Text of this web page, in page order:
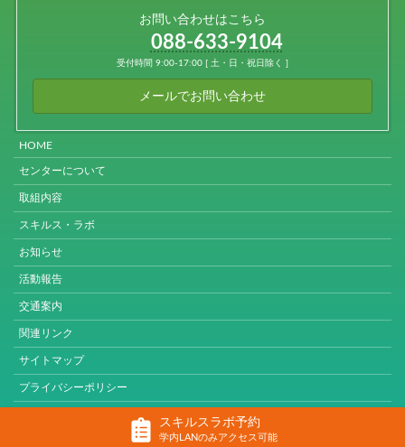
お問い合わせはこちら
088-633-9104
受付時間 9:00-17:00 [ 土・日・祝日除く ]
メールでお問い合わせ
HOME
センターについて
取組内容
スキルス・ラボ
お知らせ
活動報告
交通案内
関連リンク
サイトマップ
プライバシーポリシー
© 2026 Tokushima University
スキルスラボ予約
学内LANのみアクセス可能